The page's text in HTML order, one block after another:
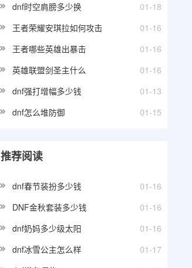
01-18
dnf时空肩膀多少换
01-16
王者荣耀安琪拉如何攻击
01-16
王者哪些英雄出暴击
01-16
英雄联盟剑圣主什么
01-13
dnf强打增幅多少钱
01-15
dnf怎么堆防御
推荐阅读
01-16
dnf春节装扮多少钱
01-16
DNF金秋套装多少钱
01-16
dnf奶妈多少级太阳
01-17
dnf冰雪公主怎么样